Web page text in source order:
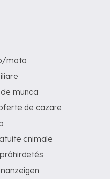
moto
munca
de cazare
animale